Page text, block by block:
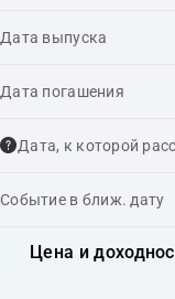
Дата выпуска
Дата погашения
Дата, к которой
Событие в ближ. дату
Цена и